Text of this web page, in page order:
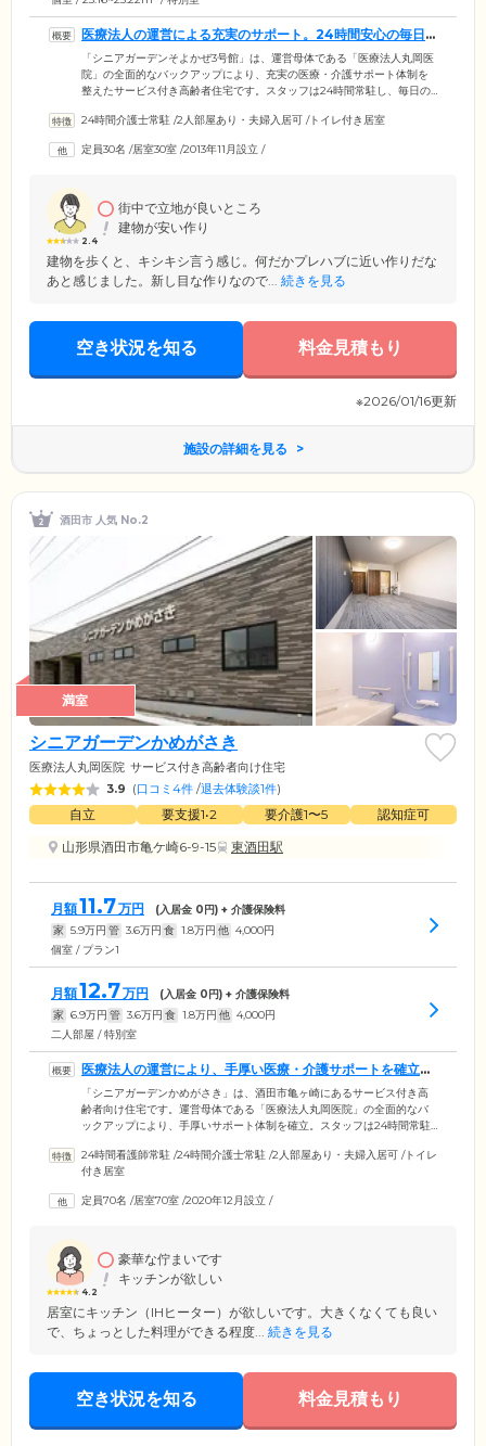
医療法人の運営による充実のサポート。24時間安心の毎日
をお守りします
「シニアガーデンそよかぜ3号館」は、運営母体である「医療法人丸岡医
院」の全面的なバックアップにより、充実の医療・介護サポート体制を
整えたサービス付き高齢者住宅です。スタッフは24時間常駐し、毎日の
ば、すぐにご入居者様のおそばまで駆け付けます。また日ごろから専門
迅速・的確に対処します。人工透析やインスリン投与、たん吸引、胃ろ
24時間介護士常駐 /2人部屋あり・夫婦入居可 /トイレ付き居室
定員30名 /居室30室 /2013年11月設立 /
2.4
街中で立地が良いところ
建物が安い作り
建物を歩くと、キシキシ言う感じ。何だかプレハブに近い作りだな
あと感じました。新し目な作りなので... 続きを見る
空き状況を知る 料金見積もり
※2026/01/16更新
施設の詳細を見る
酒田市 人気 No.2
満室
シニアガーデンかめがさき
医療法人丸岡医院 サービス付き高齢者向け住宅
3.9 (口コミ4件 /退去体験談1件)
自立 要支援1•2 要介護1〜5
認知症可
山形県酒田市亀ケ崎6-9-15
東酒田駅
月額11.7万円 (入居金 0円) + 介護保険料
家 5.9万円 管 3.6万円 食 1.8万円 他 4,000円
個室 / プラン1
月額12.7万円 (入居金 0円) + 介護保険料
家 6.9万円 管 3.6万円 食 1.8万円 他 4,000円
二人部屋 / 特別室
医療法人の運営により、手厚い医療・介護サポートを確立し
ています
「シニアガーデンかめがさき」は、酒田市亀ヶ崎にあるサービス付き高
齢者向け住宅です。運営母体である「医療法人丸岡医院」の全面的なバ
ックアップにより、手厚いサポート体制を確立。スタッフは24時間常駐
スコールよりお呼び出しがあれば、すぐにご入居者様のおそばまで駆け
付けます。また日ごろから専門医による健康管理を実施するほか、夜間
投与や胃ろう、在宅酸素、尿バルーンなど、高度な医療処置を必要とす
24時間看護師常駐 /24時間介護士常駐 /2人部屋あり・夫婦入居可 /トイレ
付き居室
定員70名 /居室70室 /2020年12月設立 /
4.2
豪華な佇まいです
キッチンが欲しい
居室にキッチン（IHヒーター）が欲しいです。大きくなくても良い
で、ちょっとした料理ができる程度... 続きを見る
空き状況を知る 料金見積もり